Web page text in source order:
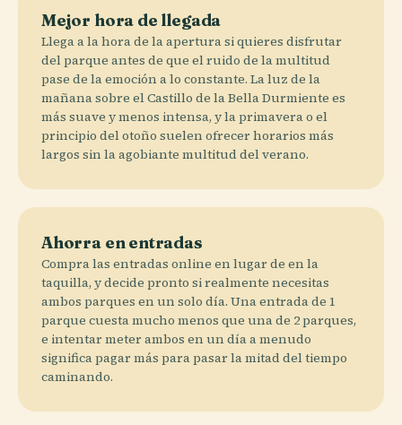
Mejor hora de llegada
Llega a la hora de la apertura si quieres disfrutar
del parque antes de que el ruido de la multitud
pase de la emoción a lo constante. La luz de la
mañana sobre el Castillo de la Bella Durmiente es
más suave y menos intensa, y la primavera o el
principio del otoño suelen ofrecer horarios más
largos sin la agobiante multitud del verano.
Ahorra en entradas
Compra las entradas online en lugar de en la
taquilla, y decide pronto si realmente necesitas
ambos parques en un solo día. Una entrada de 1
parque cuesta mucho menos que una de 2 parques,
e intentar meter ambos en un día a menudo
significa pagar más para pasar la mitad del tiempo
caminando.